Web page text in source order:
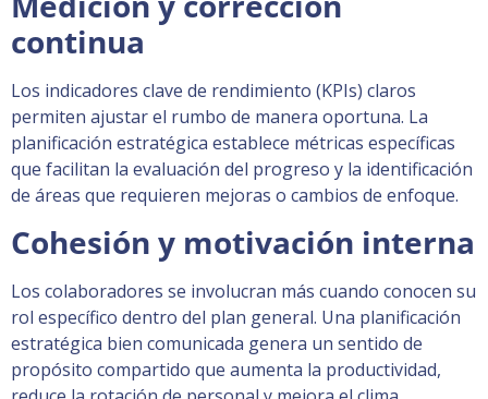
continua
Los indicadores clave de rendimiento (KPIs) claros
permiten ajustar el rumbo de manera oportuna. La
planificación estratégica establece métricas específicas
que facilitan la evaluación del progreso y la identificación
de áreas que requieren mejoras o cambios de enfoque.
Cohesión y motivación interna
Los colaboradores se involucran más cuando conocen su
rol específico dentro del plan general. Una planificación
estratégica bien comunicada genera un sentido de
propósito compartido que aumenta la productividad,